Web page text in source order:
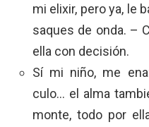
mi elixir, pero ya, le
saques de onda. –
ella con decisión.
Sí mi niño, me
culo… el alma
monte, todo por